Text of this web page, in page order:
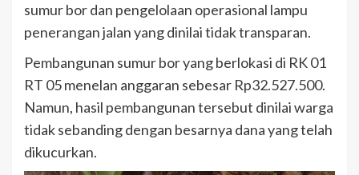
sumur bor dan pengelolaan operasional lampu
penerangan jalan yang dinilai tidak transparan.
Pembangunan sumur bor yang berlokasi di RK 01
RT 05 menelan anggaran sebesar Rp32.527.500.
Namun, hasil pembangunan tersebut dinilai warga
tidak sebanding dengan besarnya dana yang telah
dikucurkan.